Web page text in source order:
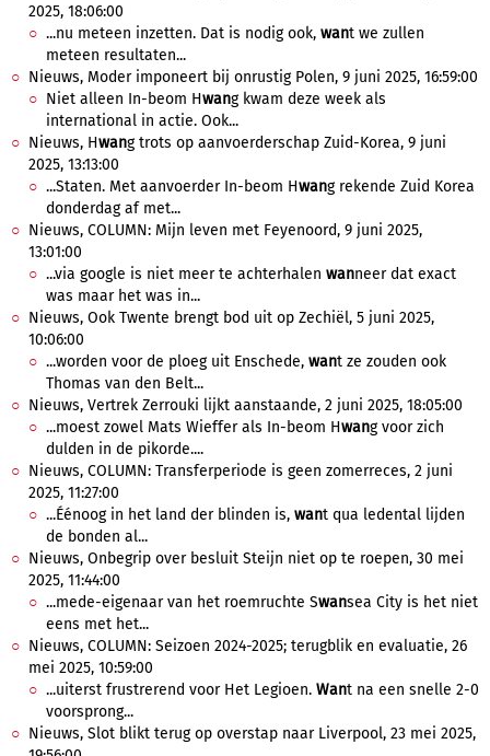
2025, 18:06:00
...nu meteen inzetten. Dat is nodig ook, want we zullen
meteen resultaten...
Nieuws, Moder imponeert bij onrustig Polen, 9 juni 2025, 16:59:00
Niet alleen In-beom Hwang kwam deze week als
international in actie. Ook...
Nieuws, Hwang trots op aanvoerderschap Zuid-Korea, 9 juni
2025, 13:13:00
...Staten. Met aanvoerder In-beom Hwang rekende Zuid Korea
donderdag af met...
Nieuws, COLUMN: Mijn leven met Feyenoord, 9 juni 2025,
13:01:00
...via google is niet meer te achterhalen wanneer dat exact
was maar het was in...
Nieuws, Ook Twente brengt bod uit op Zechiël, 5 juni 2025,
10:06:00
...worden voor de ploeg uit Enschede, want ze zouden ook
Thomas van den Belt...
Nieuws, Vertrek Zerrouki lijkt aanstaande, 2 juni 2025, 18:05:00
...moest zowel Mats Wieffer als In-beom Hwang voor zich
dulden in de pikorde....
Nieuws, COLUMN: Transferperiode is geen zomerreces, 2 juni
2025, 11:27:00
...Éénoog in het land der blinden is, want qua ledental lijden
de bonden al...
Nieuws, Onbegrip over besluit Steijn niet op te roepen, 30 mei
2025, 11:44:00
...mede-eigenaar van het roemruchte Swansea City is het niet
eens met het...
Nieuws, COLUMN: Seizoen 2024-2025; terugblik en evaluatie, 26
mei 2025, 10:59:00
...uiterst frustrerend voor Het Legioen. Want na een snelle 2-0
voorsprong...
Nieuws, Slot blikt terug op overstap naar Liverpool, 23 mei 2025,